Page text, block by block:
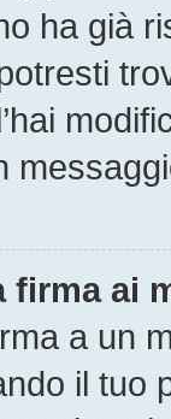
ha già
firma ai
a un
il tuo